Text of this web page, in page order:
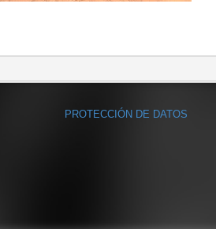
PROTECCIÓN DE DATOS